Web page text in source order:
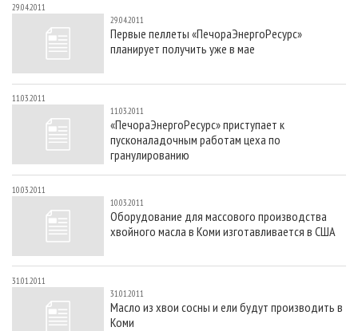
29.04.2011
29.04.2011
Первые пеллеты «ПечораЭнергоРесурс»
планирует получить уже в мае
11.03.2011
11.03.2011
«ПечораЭнергоРесурс» приступает к
пусконаладочным работам цеха по
гранулированию
10.03.2011
10.03.2011
Оборудование для массового производства
хвойного масла в Коми изготавливается в США
31.01.2011
31.01.2011
Масло из хвои сосны и ели будут производить в
Коми